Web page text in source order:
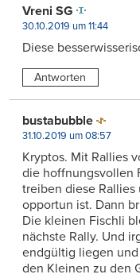
Vreni SG
30.10.2019 um 11:44
Diese
Antworten
bustabubble
31.10.2019 um 08:57
Kryptos. Mit Rallies
die hoffnungsvollen
treiben diese Rallies
opportun ist. Dann
Die kleinen Fischli
nächste Rally. Und
endgültig liegen
den Kleinen zu den